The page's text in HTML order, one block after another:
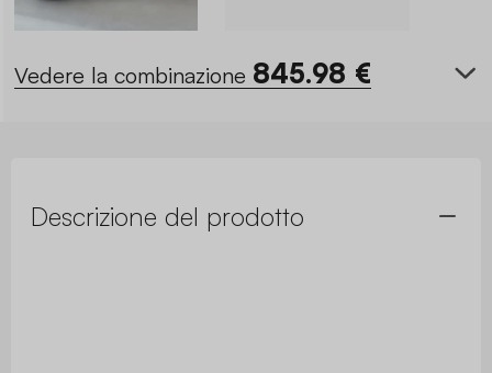
Vedere la combinazione 845.98 €
Descrizione del prodotto